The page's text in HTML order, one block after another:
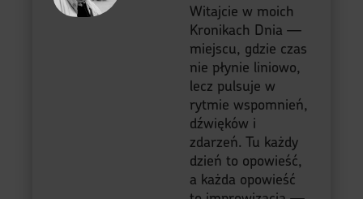
Witajcie w moich
Kronikach Dnia —
miejscu, gdzie czas
nie płynie liniowo,
lecz pulsuje w
rytmie wspomnień,
dźwięków i
zdarzeń. Tu każdy
dzień to opowieść,
a każda opowieść